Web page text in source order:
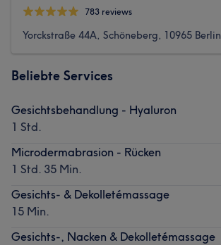
783 reviews
Yorckstraße 44A, Schöneberg, 10965 Berlin
Beliebte Services
Gesichtsbehandlung - Hyaluron
1 Std.
Microdermabrasion - Rücken
1 Std. 35 Min.
Gesichts- & Dekolletémassage
15 Min.
Gesichts-, Nacken & Dekolletémassage